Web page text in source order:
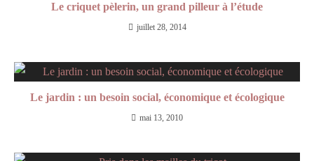
Le criquet pèlerin, un grand pilleur à l’étude
juillet 28, 2014
Le jardin : un besoin social, économique et écologique
mai 13, 2010